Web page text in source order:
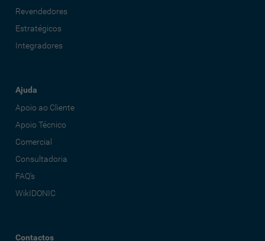
Revendedores
Estratégicos
Integradores
Ajuda
Apoio ao Cliente
Apoio Técnico
Comercial
Consultadoria
FAQ's
WikIDONIC
Contactos